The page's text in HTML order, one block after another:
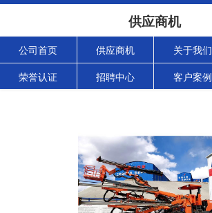
供应商机
公司首页 供应商机 关于我们
荣誉认证 招聘中心 客户案例